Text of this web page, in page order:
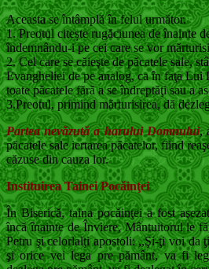
Aceasta se întâmplă în felul următor.
1. Preotul citește rugăciunea de înainte
îndemnându-i pe cei care se vor
2. Cel care se căieşte de păcatele sale,
Evangheliei de pe analog, ca în faţa Lui
toate păcatele fără a se îndreptăţi sau a
3.Preotul, primind mărturisirea, dă
Partea nevăzută a harului Domnului,
păcatele sale iertarea păcatelor, fiind
căzuse din cauza lor.
Instituirea TaineiPocăinţei
În Biserică, taina pocăinţei a fost
încă înainte de Înviere, Mântuitorul le
Petru şi celorlalţi apostoli: ,,Şi-ţi voi da
şi orice vei lega pre pământ, va fi